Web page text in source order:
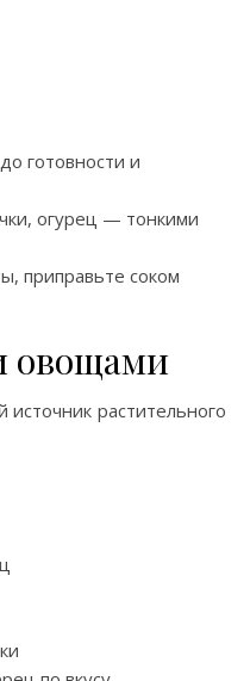
готовности и
огурец — тонкими
приправьте соком
овощами
растительного